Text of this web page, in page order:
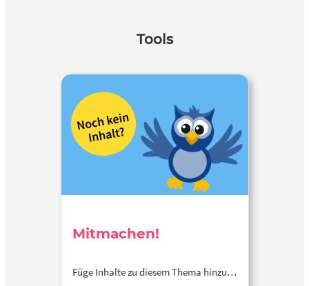
Tools
Mitmachen!
Füge Inhalte zu diesem Thema hinzu…